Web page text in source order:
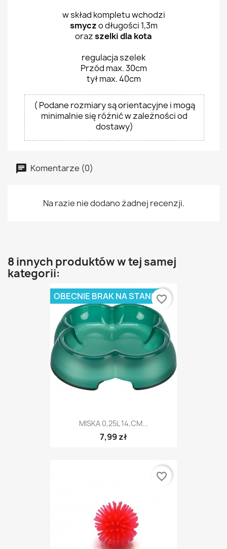
w skład kompletu wchodzi
smyczo długości 1,3m
orazszelki dla kota
regulacja szelek
Przód max. 30cm
tył max. 40cm
( Podane rozmiary są orientacyjne i mogą
minimalnie się różnić w zależności od
dostawy)
Komentarze (0)
Na razie nie dodano żadnej recenzji.
8 innych produktów w tej samej
kategorii:
MISKA 0,25L 14,CM...
7,99 zł
OBECNIE BRAK NA STANIEfavorite_border
favorite_border